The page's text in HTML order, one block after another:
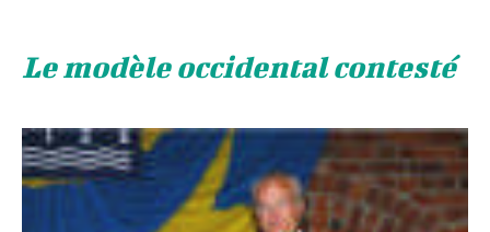
Le modèle occidental contesté